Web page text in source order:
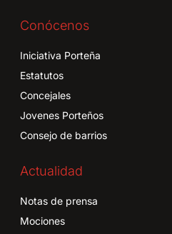
Conócenos
Iniciativa Porteña
Estatutos
Concejales
Jovenes Porteños
Consejo de barrios
Actualidad
Notas de prensa
Mociones